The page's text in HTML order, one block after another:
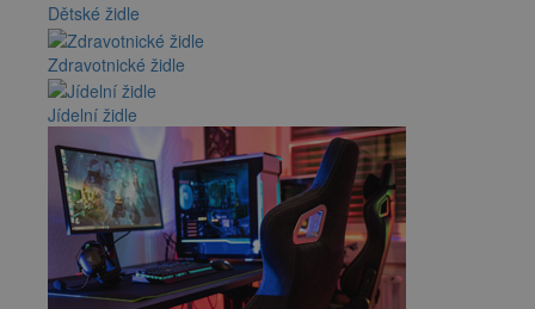
Dětské židle
Zdravotnické židle
Jídelní židle